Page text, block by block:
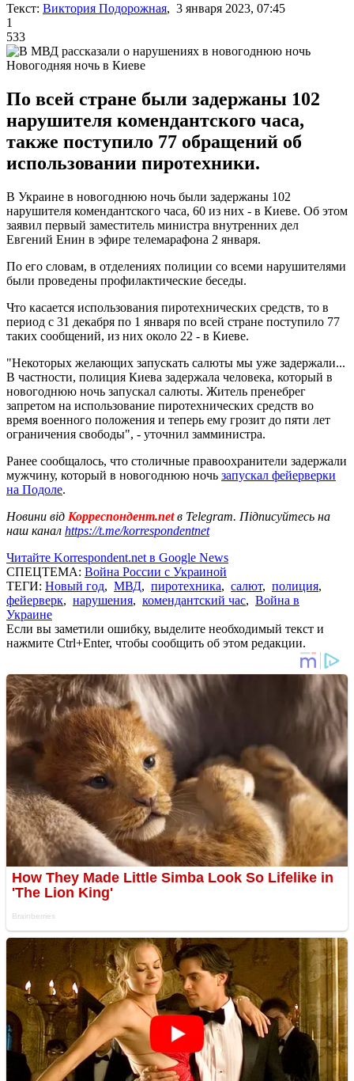
Текст: Виктория Подорожная, 3 января 2023, 07:45
1
533
Новогодняя ночь в Киеве
По всей стране были задержаны 102
нарушителя комендантского часа,
также поступило 77 обращений об
использовании пиротехники.
В Украине в новогоднюю ночь были задержаны 102
нарушителя комендантского часа, 60 из них - в Киеве. Об этом
заявил первый заместитель министра внутренних дел
Евгений Енин в эфире телемарафона 2 января.
По его словам, в отделениях полиции со всеми нарушителями
были проведены профилактические беседы.
Что касается использования пиротехнических средств, то в
период с 31 декабря по 1 января по всей стране поступило 77
таких сообщений, из них около 22 - в Киеве.
"Некоторых желающих запускать салюты мы уже задержали...
В частности, полиция Киева задержала человека, который в
новогоднюю ночь запускал салюты. Житель пренебрег
запретом на использование пиротехнических средств во
время военного положения и теперь ему грозит до пяти лет
ограничения свободы", - уточнил замминистра.
Ранее сообщалось, что столичные правоохранители задержали
мужчину, который в новогоднюю ночь запускал фейерверки
на Подоле.
Новини від Корреспондент.netв Telegram. Підписуйтесь на
наш канал https://t.me/korrespondentnet
Читайте Korrespondent.net в Google News
СПЕЦТЕМА: Война России с Украиной
ТЕГИ: Новый год, МВД, пиротехника, салют, полиция,
фейерверк, нарушения, комендантский час, Война в
Украине
Если вы заметили ошибку, выделите необходимый текст и
нажмите Ctrl+Enter, чтобы сообщить об этом редакции.